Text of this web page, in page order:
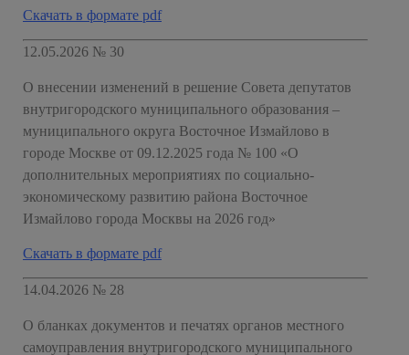
Скачать в формате pdf
12.05.2026 № 30
О внесении изменений в решение Совета депутатов
внутригородского муниципального образования –
муниципального округа Восточное Измайлово в
городе Москве от 09.12.2025 года № 100 «О
дополнительных мероприятиях по социально-
экономическому развитию района Восточное
Измайлово города Москвы на 2026 год»
Скачать в формате pdf
14.04.2026 № 28
О бланках документов и печатях органов местного
самоуправления внутригородского муниципального